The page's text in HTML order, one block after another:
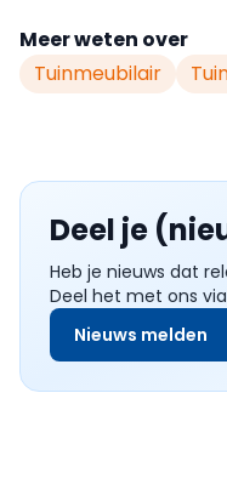
Meer weten over
Tuinmeubilair
Deel je
Heb je nieuws dat
Deel het met ons
Nieuws melden